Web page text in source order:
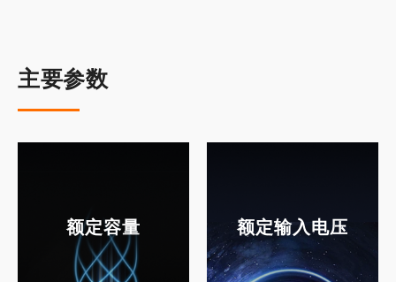
主要参数
额定容量 额定输入电压